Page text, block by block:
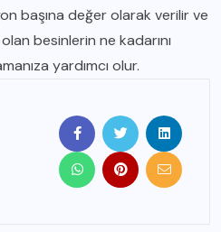
başına değer olarak verilir ve
besinlerin ne kadarını
yardımcı olur.